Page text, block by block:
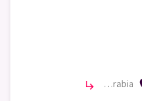
Rawabi Al Zahra Hotel, As Salam Rd, Al Naqa', Medina 42311, Saudi Arabia
subdirectory_arrow_right